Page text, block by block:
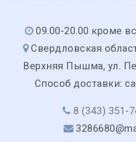
09.00-20.00 кроме
Свердловская
Верхняя Пышма, ул.
Способ доставки:
8 (343) 351-